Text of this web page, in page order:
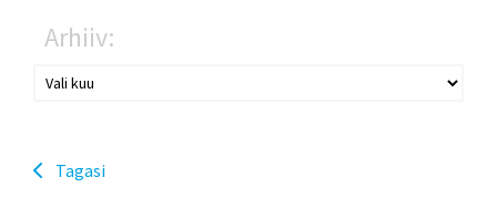
Arhiiv:
Tagasi